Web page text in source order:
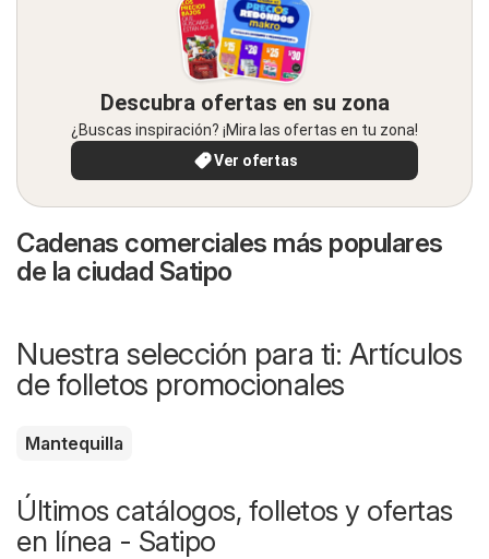
Descubra ofertas en su zona
¿Buscas inspiración? ¡Mira las ofertas en tu zona!
Ver ofertas
Cadenas comerciales más populares
de la ciudad Satipo
Nuestra selección para ti: Artículos
de folletos promocionales
Mantequilla
Últimos catálogos, folletos y ofertas
en línea - Satipo